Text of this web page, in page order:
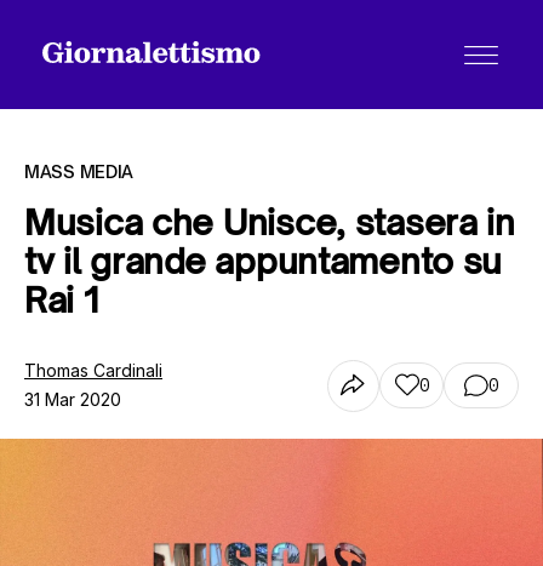
Tutti gli articoli
Chi siamo
MASS MEDIA
Musica che Unisce, stasera in
tv il grande appuntamento su
Rai 1
Thomas Cardinali
31 Mar 2020
0 0